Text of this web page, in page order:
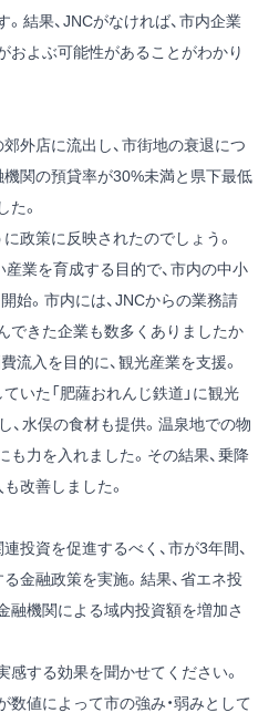
結果、JNCがなければ、市内企業
およぶ可能性があることがわかり
外店に流出し、市街地の衰退につ
機関の預貸率が30%未満と県下最低
。
政策に反映されたのでしょう。
業を育成する目的で、市内の中小
始。市内には、JNCからの業務請
できた企業も数多くありましたか
流入を目的に、観光産業を支援。
いた「肥薩おれんじ鉄道」に観光
、水俣の食材も提供。温泉地での物
力を入れました。その結果、乗降
改善しました。
投資を促進するべく、市が3年間、
金融政策を実施。結果、省エネ投
融機関による域内投資額を増加さ
する効果を聞かせてください。
数値によって市の強み・弱みとして